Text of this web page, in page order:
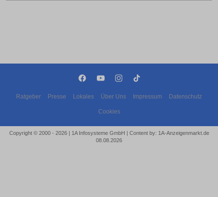
Ratgeber Presse Lokales Über Uns Impressum Datenschutz
Cookies
Copyright © 2000 - 2026 | 1A Infosysteme GmbH | Content by: 1A-Anzeigenmarkt.de
08.08.2026